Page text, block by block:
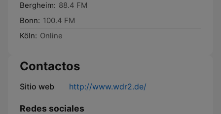
Bergheim: 88.4 FM
Bonn: 100.4 FM
Köln: Online
Contactos
Sitio web http://www.wdr2.de/
Redes sociales